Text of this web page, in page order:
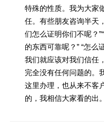
特殊的性质。我为大家
任。有些朋友咨询半天
们怎么证明你们不呢？
的东西可靠呢？” “怎么
我们就应该对我们信任
完全没有任何问题的。
这里办理，也从来不客
的，我相信大家看的出